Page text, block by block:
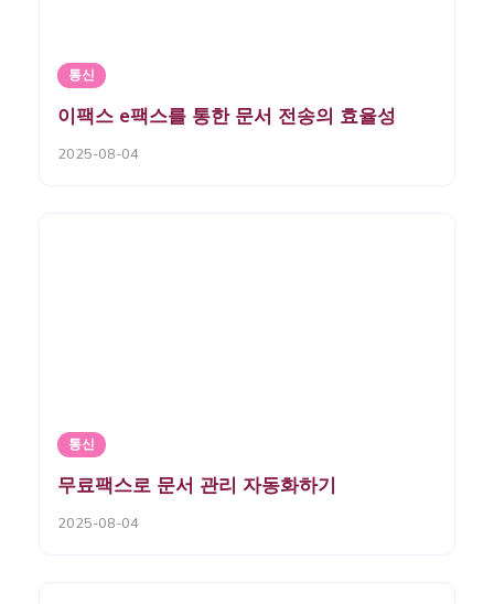
통신
이팩스 e팩스를 통한 문서 전송의 효율성
2025-08-04
통신
무료팩스로 문서 관리 자동화하기
2025-08-04